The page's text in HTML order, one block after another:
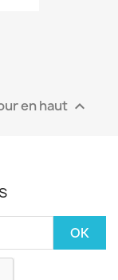
en haut 